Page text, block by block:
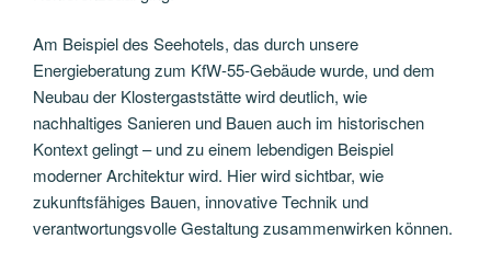
Am Beispiel des Seehotels, das durch unsere
Energieberatung zum KfW-55-Gebäude wurde, und dem
Neubau der Klostergaststätte wird deutlich, wie
nachhaltiges Sanieren und Bauen auch im historischen
Kontext gelingt – und zu einem lebendigen Beispiel
moderner Architektur wird. Hier wird sichtbar, wie
zukunftsfähiges Bauen, innovative Technik und
verantwortungsvolle Gestaltung zusammenwirken können.